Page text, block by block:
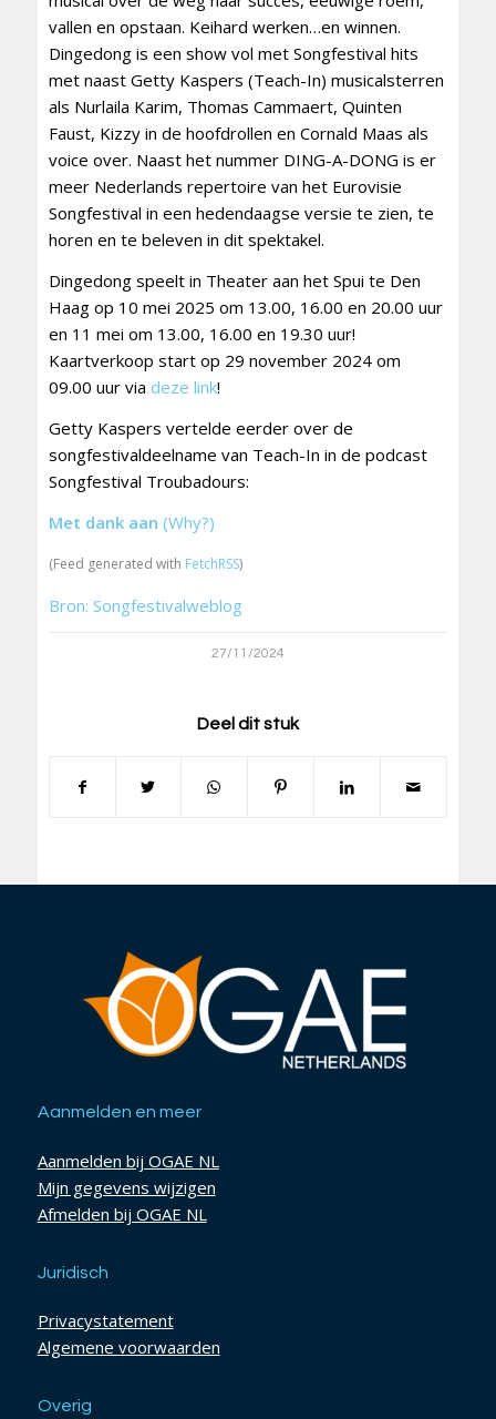
vallen en opstaan. Keihard werken…en winnen.
Dingedong is een show vol met Songfestival hits
met naast Getty Kaspers (Teach-In) musicalsterren
als Nurlaila Karim, Thomas Cammaert, Quinten
Faust, Kizzy in de hoofdrollen en Cornald Maas als
voice over. Naast het nummer DING-A-DONG is er
meer Nederlands repertoire van het Eurovisie
Songfestival in een hedendaagse versie te zien, te
horen en te beleven in dit spektakel.
Dingedong speelt in Theater aan het Spui te Den
Haag op 10 mei 2025 om 13.00, 16.00 en 20.00 uur
en 11 mei om 13.00, 16.00 en 19.30 uur!
Kaartverkoop start op 29 november 2024 om
09.00 uur via deze link!
Getty Kaspers vertelde eerder over de
songfestivaldeelname van Teach-In in de podcast
Songfestival Troubadours:
Met dank aan (Why?)
(Feed generated with FetchRSS)
Bron: Songfestivalweblog
27/11/2024
Deel dit stuk
Aanmelden en meer
Aanmelden bij OGAE NL
Mijn gegevens wijzigen
Afmelden bij OGAE NL
Juridisch
Privacystatement
Algemene voorwaarden
Overig